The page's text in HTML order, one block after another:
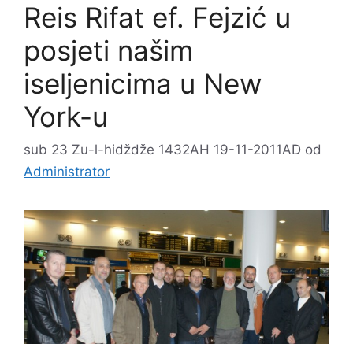
Reis Rifat ef. Fejzić u
posjeti našim
iseljenicima u New
York-u
sub 23 Zu-l-hidždže 1432AH 19-11-2011AD od
Administrator